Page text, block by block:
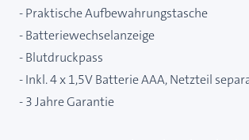
- Praktische Aufbewahrungstasche
- Batteriewechselanzeige
- Blutdruckpass
- Inkl. 4 x 1,5V Batterie AAA, Netzteil
- 3 Jahre Garantie